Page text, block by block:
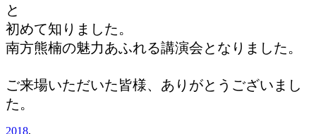
と
初めて知りました。
南方熊楠の魅力あふれる講演会と なりました。
ご来場いただいた皆様、ありがとうございまし
た。
2018,